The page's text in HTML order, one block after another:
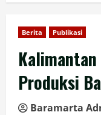
Berita Publikasi
Kalimantan
Produksi
Baramarta